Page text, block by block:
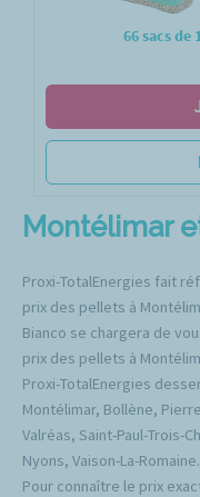
66 sacs de
Montélimar
Proxi-TotalEnergies fait
prix des pellets à
Bianco se chargera de
prix des pellets à
Proxi-TotalEnergies
Montélimar, Bollène,
Valréas, Saint-Paul-Trois-
Nyons, Vaison-La-Romaine.
Pour connaître le prix